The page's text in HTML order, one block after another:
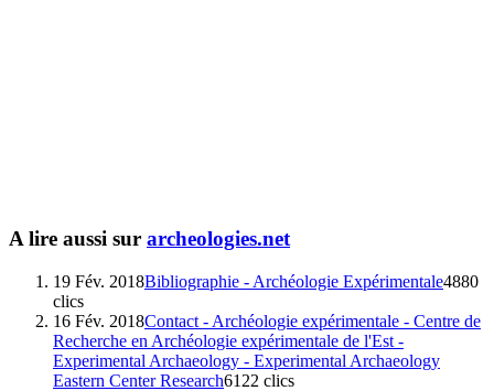
A lire aussi sur archeologies.net
19 Fév. 2018Bibliographie - Archéologie Expérimentale4880
clics
16 Fév. 2018Contact - Archéologie expérimentale - Centre de
Recherche en Archéologie expérimentale de l'Est -
Experimental Archaeology - Experimental Archaeology
Eastern Center Research6122 clics